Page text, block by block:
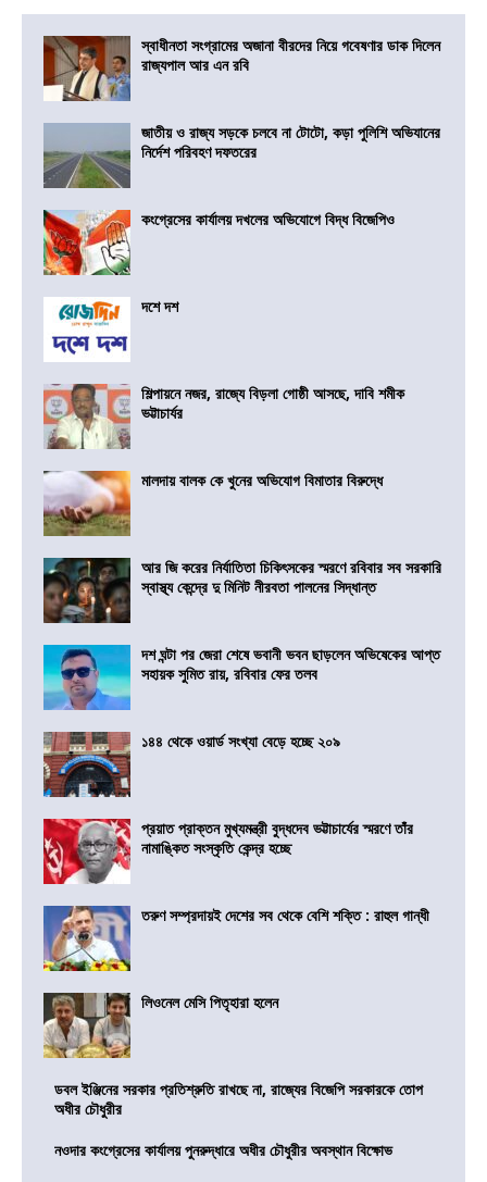
স্বাধীনতা সংগ্রামের অজানা বীরদের নিয়ে গবেষণার ডাক দিলেন
রাজ্যপাল আর এন রবি
জাতীয় ও রাজ্য সড়কে চলবে না টোটো, কড়া পুলিশি অভিযানের
নির্দেশ পরিবহণ দফতরের
কংগ্রেসের কার্যালয় দখলের অভিযোগে বিদ্ধ বিজেপিও
দশে দশ
শিল্পায়নে নজর, রাজ্যে বিড়লা গোষ্ঠী আসছে, দাবি শমীক
ভট্টাচার্যর
মালদায় বালক কে খুনের অভিযোগ বিমাতার বিরুদ্ধে
আর জি করের নির্যাতিতা চিকিৎসকের স্মরণে রবিবার সব সরকারি
স্বাস্থ্য কেন্দ্রে দু মিনিট নীরবতা পালনের সিদ্ধান্ত
দশ ঘন্টা পর জেরা শেষে ভবানী ভবন ছাড়লেন অভিষেকের আপ্ত
সহায়ক সুমিত রায়, রবিবার ফের তলব
১৪৪ থেকে ওয়ার্ড সংখ্যা বেড়ে হচ্ছে ২০৯
প্রয়াত প্রাক্তন মুখ্যমন্ত্রী বুদ্ধদেব ভট্টাচার্যের স্মরণে তাঁর
নামাঙ্কিত সংস্কৃতি কেন্দ্র হচ্ছে
তরুণ সম্প্রদায়ই দেশের সব থেকে বেশি শক্তি : রাহুল গান্ধী
লিওনেল মেসি পিতৃহারা হলেন
ডবল ইঞ্জিনের সরকার প্রতিশ্রুতি রাখছে না, রাজ্যের বিজেপি সরকারকে তোপ
অধীর চৌধুরীর
নওদার কংগ্রেসের কার্যালয় পুনরুদ্ধারে অধীর চৌধুরীর অবস্থান বিক্ষোভ